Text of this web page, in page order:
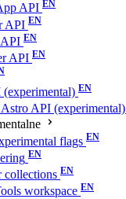
API
API
API
API (experimental)
flags
collections
workspace